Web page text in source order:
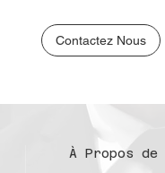
Contactez Nous
À Propos de